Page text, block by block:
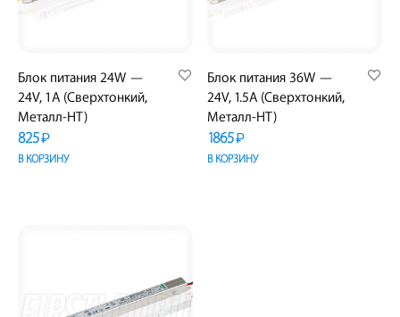
Блок питания 24W —
24V, 1A (Сверхтонкий,
Металл-HT)
825₽
В КОРЗИНУ
Блок питания 36W —
24V, 1.5A (Сверхтонкий,
Металл-HT)
1865₽
В КОРЗИНУ